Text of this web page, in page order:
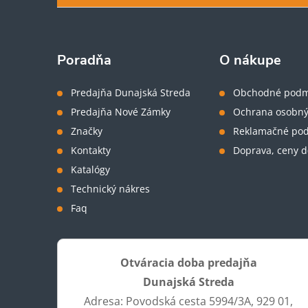
Poradňa
Predajňa Dunajská Streda
Predajňa Nové Zámky
Značky
Kontakty
Katalógy
Technický nákres
Faq
O nákupe
Obchodné
Ochrana
Reklamačné
Doprava, ceny
Otváracia doba predajňa
Dunajská Streda
Adresa: Povodská cesta 5994/3A, 929 01,